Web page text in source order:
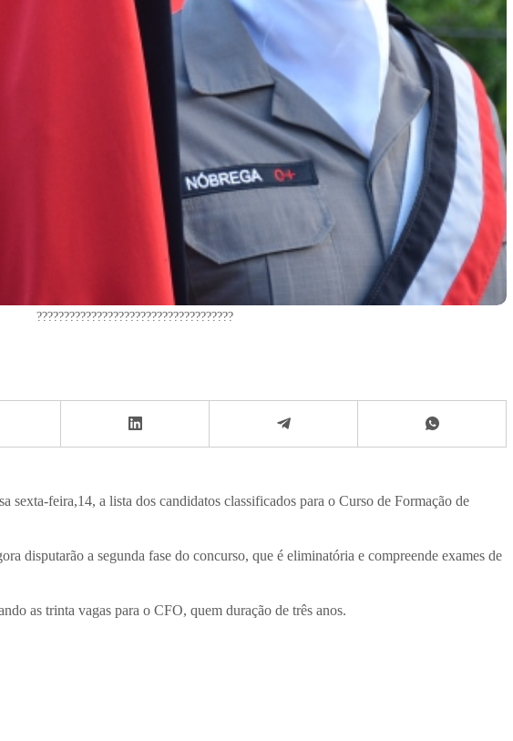
????????????????????????????????????
sexta-feira,14, a lista dos candidatos classificados para o Curso de Formação de
disputarão a segunda fase do concurso, que é eliminatória e compreende exames de
as trinta vagas para o CFO, quem duração de três anos.